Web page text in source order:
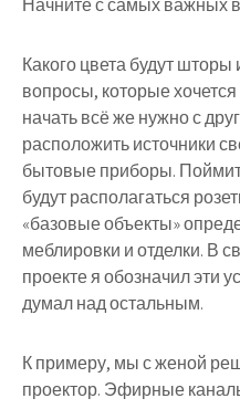
Начните с самых важных
Какого цвета будут
вопросы, которые
начать всё же нужно с
расположить источники
бытовые приборы.
будут располагаться
«базовые объекты»
меблировки и отделки. В
проекте я обозначил эти
думал над остальным.
К примеру, мы с женой
проектор. Эфирные